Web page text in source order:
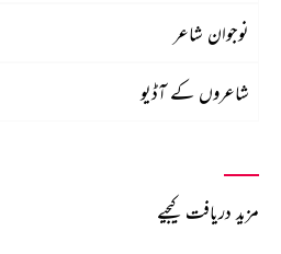
نوجوان شاعر
شاعروں کے آڈیو
مزید دریافت کیجیے